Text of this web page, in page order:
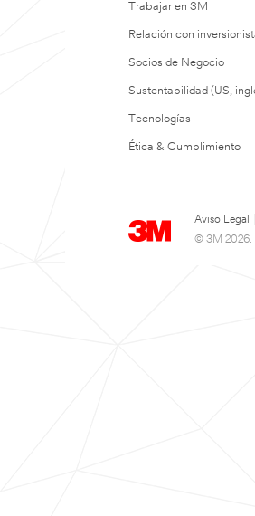
Trabajar en 3M
Relación con
Socios de Negocio
Sustentabilidad (US,
Tecnologías
Ética & Cumplimiento
Aviso Legal
© 3M 2026.